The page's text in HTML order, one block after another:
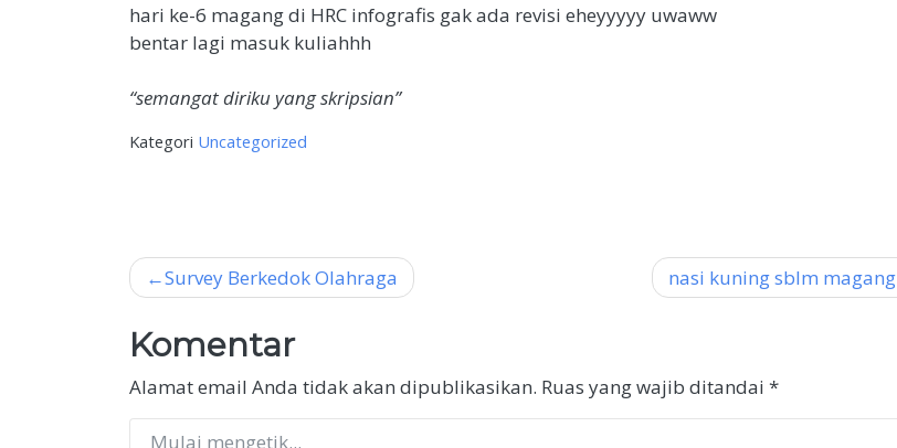
hari ke-6 magang di HRC infografis gak ada revisi eheyyyyy uwaww
bentar lagi masuk kuliahhh
“semangat diriku yang skripsian”
Kategori Uncategorized
Navigasi
pos
Survey Berkedok Olahraga nasi kuning sblm magang
Komentar
Alamat email Anda tidak akan dipublikasikan. Ruas yang wajib ditandai *